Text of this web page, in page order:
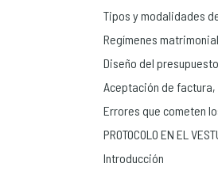
Tipos y modalidades
Regímenes
Diseño del
Aceptación de
Errores que cometen
PROTOCOLO EN EL
Introducción